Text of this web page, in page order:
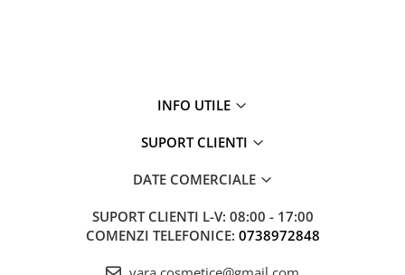
INFO UTILE
SUPORT CLIENTI
DATE COMERCIALE
SUPORT CLIENTI L-V: 08:00 - 17:00
COMENZI TELEFONICE: 0738972848